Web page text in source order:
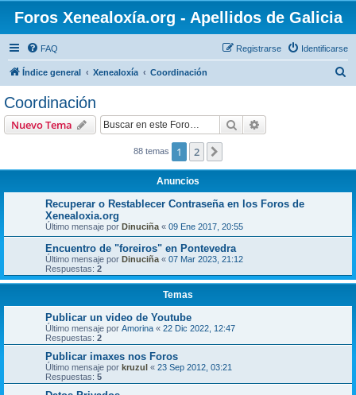
Foros Xenealoxía.org - Apellidos de Galicia
FAQ Identificarse
Registrarse
Índice general Xenealoxía Coordinación
Coordinación
Nuevo Tema Buscar
88 temas 1 2
Anuncios
Recuperar o Restablecer Contraseña en los Foros de
Xenealoxia.org
Último mensaje por Dinuciña « 09 Ene 2017, 20:55
Encuentro de "foreiros" en Pontevedra
Último mensaje por Dinuciña « 07 Mar 2023, 21:12
Respuestas: 2
Temas
Publicar un video de Youtube
Último mensaje por Amorina « 22 Dic 2022, 12:47
Respuestas: 2
Publicar imaxes nos Foros
Último mensaje por kruzul « 23 Sep 2012, 03:21
Respuestas: 5